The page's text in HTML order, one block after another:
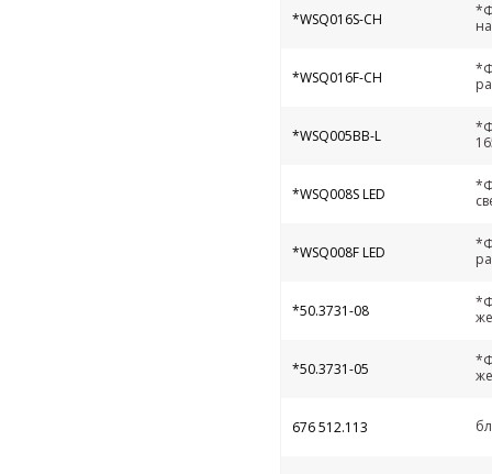
*WSQ016S-СH
*WSQ016F-СH
*WSQ005ВВ-L
*WSQ008S LED
*WSQ008F LED
*50.3731-08
*50.3731-05
676 512.113